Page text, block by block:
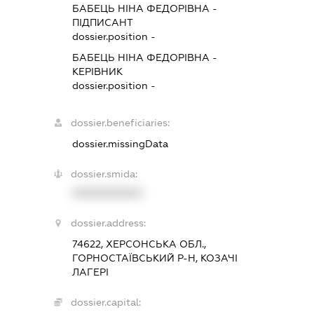
БАБЕЦЬ НІНА ФЕДОРІВНА -
ПІДПИСАНТ
dossier.position -
БАБЕЦЬ НІНА ФЕДОРІВНА -
КЕРІВНИК
dossier.position -
dossier.beneficiaries:
dossier.missingData
dossier.smida:
dossier.address:
74622, ХЕРСОНСЬКА ОБЛ.,
ГОРНОСТАЇВСЬКИЙ Р-Н, КОЗАЧІ
ЛАГЕРІ
dossier.capital: